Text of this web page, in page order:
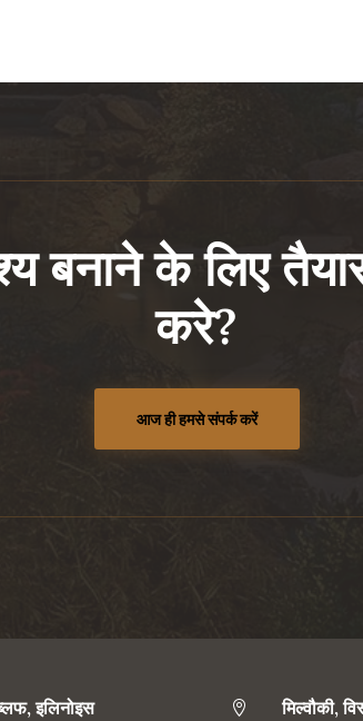
बनाने के लिए
करे?
आज ही हमसे संपर्क करें
इलिनोइस  मिल्वौकी,